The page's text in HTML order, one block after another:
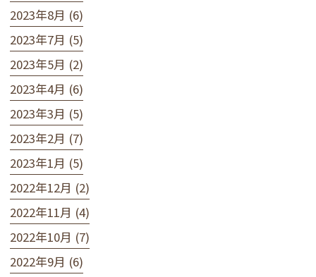
2023年8月 (6)
2023年7月 (5)
2023年5月 (2)
2023年4月 (6)
2023年3月 (5)
2023年2月 (7)
2023年1月 (5)
2022年12月 (2)
2022年11月 (4)
2022年10月 (7)
2022年9月 (6)